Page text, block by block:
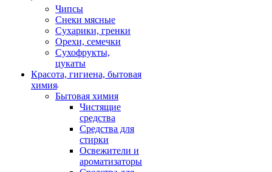
Чипсы
Снеки мясные
Сухарики, гренки
Орехи, семечки
Сухофрукты,
цукаты
Красота, гигиена, бытовая
химия
Бытовая химия
Чистящие
средства
Средства для
стирки
Освежители и
ароматизаторы